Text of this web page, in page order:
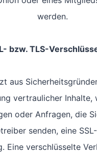
werden.
bzw. TLS-
aus
vertraulicher Inhalte,
oder Anfragen, die
senden, eine
Eine verschlüsselte